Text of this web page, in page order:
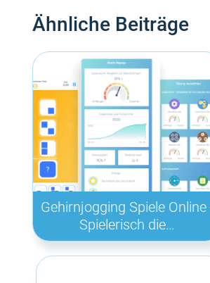
Ähnliche Beiträge
Gehirnjogging Spiele Online
Spielerisch die…